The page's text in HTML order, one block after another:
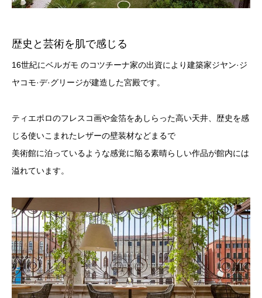
歴史と芸術を肌で感じる
16世紀にベルガモ のコツチーナ家の出資により建築家ジヤン·ジ
ヤコモ·デ·グリージが建造した宮殿です。
ティエポロのフレスコ画や金箔をあしらった高い天井、歴史を感
じる使いこまれたレザーの壁装材などまるで
美術館に泊っているような感覚に陥る素晴らしい作品が館内には
溢れています。